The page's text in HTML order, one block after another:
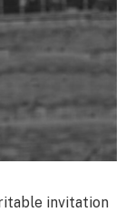
invitation